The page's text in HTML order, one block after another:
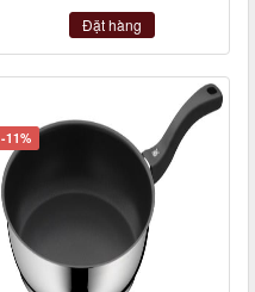
Đặt hàng
-11%